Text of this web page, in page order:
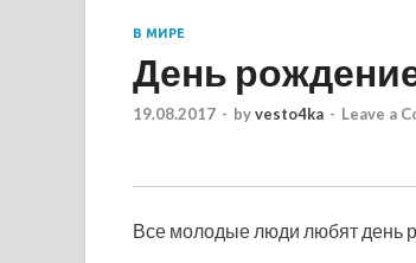
В МИРЕ
День
19.08.2017 - byvesto4ka - Leave a
Все молодые люди любят день